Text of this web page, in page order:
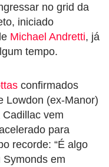
no grid da
iniciado
Michael Andretti, já
tempo.
confirmados
Lowdon (ex-Manor)
vem
para
recorde: “É algo
Symonds em